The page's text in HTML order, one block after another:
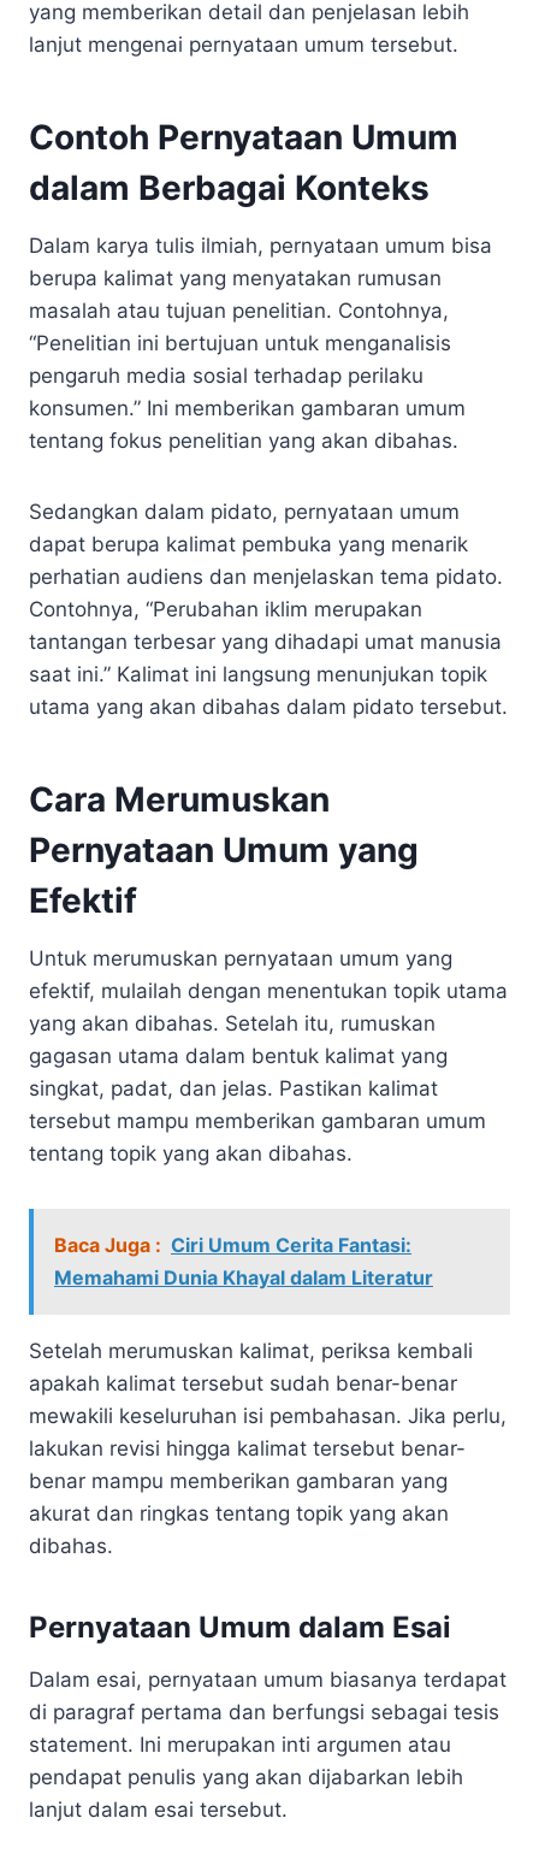
yang memberikan detail dan penjelasan lebih
lanjut mengenai pernyataan umum tersebut.
Contoh Pernyataan Umum
dalam Berbagai Konteks
Dalam karya tulis ilmiah, pernyataan umum bisa
berupa kalimat yang menyatakan rumusan
masalah atau tujuan penelitian. Contohnya,
“Penelitian ini bertujuan untuk menganalisis
pengaruh media sosial terhadap perilaku
konsumen.” Ini memberikan gambaran umum
tentang fokus penelitian yang akan dibahas.
Sedangkan dalam pidato, pernyataan umum
dapat berupa kalimat pembuka yang menarik
perhatian audiens dan menjelaskan tema pidato.
Contohnya, “Perubahan iklim merupakan
tantangan terbesar yang dihadapi umat manusia
saat ini.” Kalimat ini langsung menunjukan topik
utama yang akan dibahas dalam pidato tersebut.
Cara Merumuskan
Pernyataan Umum yang
Efektif
Untuk merumuskan pernyataan umum yang
efektif, mulailah dengan menentukan topik utama
yang akan dibahas. Setelah itu, rumuskan
gagasan utama dalam bentuk kalimat yang
singkat, padat, dan jelas. Pastikan kalimat
tersebut mampu memberikan gambaran umum
tentang topik yang akan dibahas.
Baca Juga : Ciri Umum Cerita Fantasi:
Memahami Dunia Khayal dalam Literatur
Setelah merumuskan kalimat, periksa kembali
apakah kalimat tersebut sudah benar-benar
mewakili keseluruhan isi pembahasan. Jika perlu,
lakukan revisi hingga kalimat tersebut benar-
benar mampu memberikan gambaran yang
akurat dan ringkas tentang topik yang akan
dibahas.
Pernyataan Umum dalam Esai
Dalam esai, pernyataan umum biasanya terdapat
di paragraf pertama dan berfungsi sebagai tesis
statement. Ini merupakan inti argumen atau
pendapat penulis yang akan dijabarkan lebih
lanjut dalam esai tersebut.